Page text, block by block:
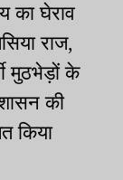
का घेराव
राज,
मुठभेड़ों के
की
किया